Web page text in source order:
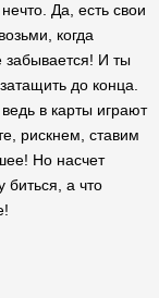
Да, есть свои
когда
забывается! И ты
до конца.
в карты играют
рискнем, ставим
Но насчет
биться, а что